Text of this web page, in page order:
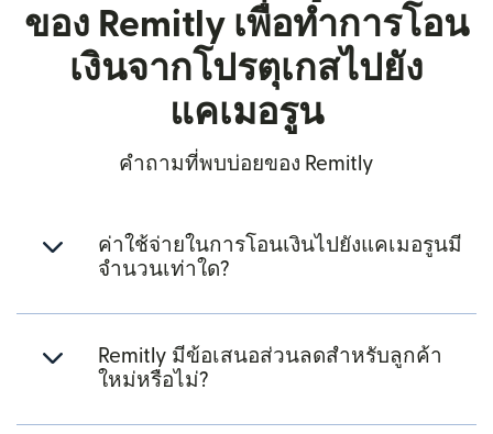
ของ Remitly เพื่อทำการโอน
เงินจากโปรตุเกสไปยัง
แคเมอรูน
คำถามที่พบบ่อยของ Remitly
ค่าใช้จ่ายในการโอนเงินไปยังแคเมอรูนมี
จำนวนเท่าใด?
Remitly มีข้อเสนอส่วนลดสำหรับลูกค้า
ใหม่หรือไม่?